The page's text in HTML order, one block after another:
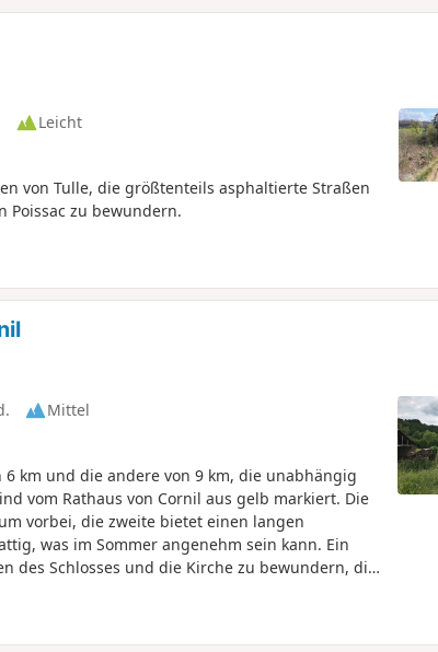
Leicht
von Tulle, die größtenteils asphaltierte Straßen
Poissac zu bewundern.
Mittel
km und die andere von 9 km, die unabhängig
vom Rathaus von Cornil aus gelb markiert. Die
vorbei, die zweite bietet einen langen
was im Sommer angenehm sein kann. Ein
des Schlosses und die Kirche zu bewundern, die